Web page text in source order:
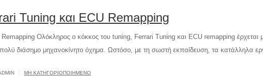
Tuning και ECU Remapping
Ολόκληρος ο κόκκος του tuning, Ferrari Tuning και ECU remapping έρχεται
διάσημο μηχανοκίνητο όχημα. Ωστόσο, με τη σωστή εκπαίδευση, τα κατάλληλα
ΜΗ ΚΑΤΗΓΟΡΙΟΠΟΙΗΜΈΝΟ